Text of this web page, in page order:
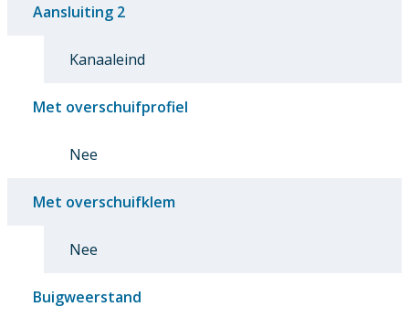
Aansluiting 2
Kanaaleind
Met overschuifprofiel
Nee
Met overschuifklem
Nee
Buigweerstand